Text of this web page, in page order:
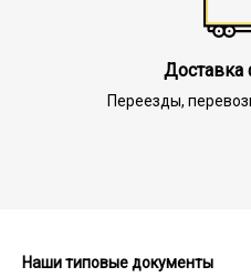
Доставка
Переезды,
Наши типовые документы